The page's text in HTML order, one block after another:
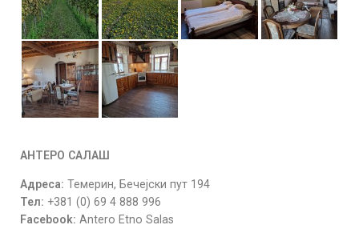
АНТЕРО САЛАШ
Адреса: Темерин, Бечејски пут 194
Тел: +381 (0) 69 4 888 996
Facebook: Antero Etno Salas